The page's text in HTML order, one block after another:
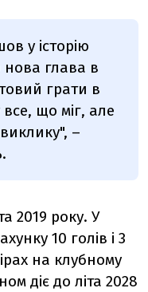
у історію
нова глава в
грати в
все, що міг, але
–
2019 року. У
10 голів і 3
на клубному
діє до літа 2028